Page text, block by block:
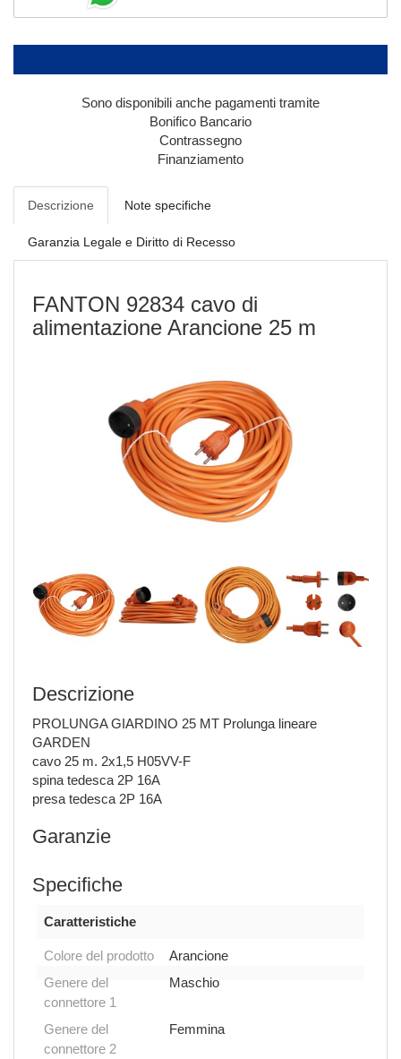
Sono disponibili anche pagamenti tramite
Bonifico Bancario
Contrassegno
Finanziamento
Descrizione Note specifiche
Garanzia Legale e Diritto di Recesso
FANTON 92834 cavo di
alimentazione Arancione 25 m
Descrizione
PROLUNGA GIARDINO 25 MT Prolunga lineare
GARDEN
cavo 25 m. 2x1,5 H05VV-F
spina tedesca 2P 16A
presa tedesca 2P 16A
Garanzie
Specifiche
Caratteristiche
Colore del prodotto
Arancione
Genere del
connettore 1
Maschio
Genere del
connettore 2
Femmina